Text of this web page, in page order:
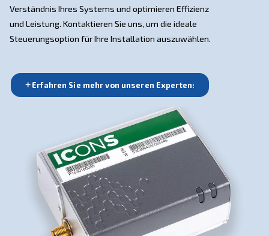
Verbessern Sie Ihre betriebliche Einsicht und
mit unseren vernetzten Kompressoren und
Steuerungsoptionen. Sie erhalten ein besseres
und Leistung. Kontaktieren Sie uns, um die ideale
Steuerungsoption für Ihre Installation auszuwählen.
Erfahren Sie mehr von unseren Experten: